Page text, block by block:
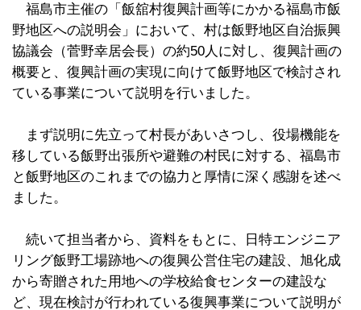
福島市主催の「飯舘村復興計画等にかかる福島市飯
野地区への説明会」において、村は飯野地区自治振興
協議会（菅野幸居会長）の約50人に対し、復興計画の
概要と、復興計画の実現に向けて飯野地区で検討され
ている事業について説明を行いました。
まず説明に先立って村長があいさつし、役場機能を
移している飯野出張所や避難の村民に対する、福島市
と飯野地区のこれまでの協力と厚情に深く感謝を述べ
ました。
続いて担当者から、資料をもとに、日特エンジニア
リング飯野工場跡地への復興公営住宅の建設、旭化成
から寄贈された用地への学校給食センターの建設な
ど、現在検討が行われている復興事業について説明が